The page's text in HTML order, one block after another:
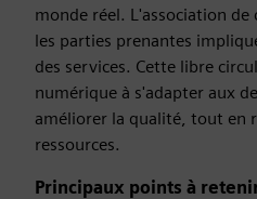
monde réel. L'association
les parties prenantes
des services. Cette libre
numérique à s'adapter aux
améliorer la qualité, tout en
ressources.
Principaux points à